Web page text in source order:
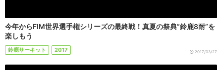
今年からFIM世界選手権シリーズの最終戦！真夏の祭典”鈴鹿8耐”を
楽しもう
鈴鹿サーキット 2017 2017/03/27